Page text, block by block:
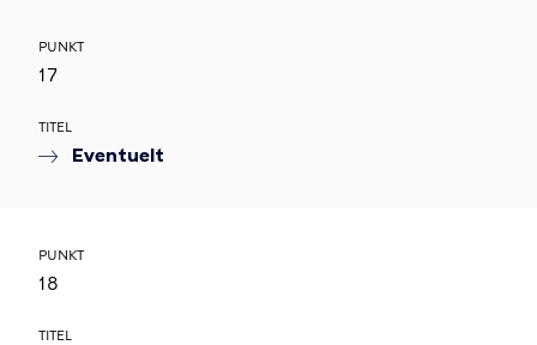
PUNKT
17
TITEL
Eventuelt
PUNKT
18
TITEL